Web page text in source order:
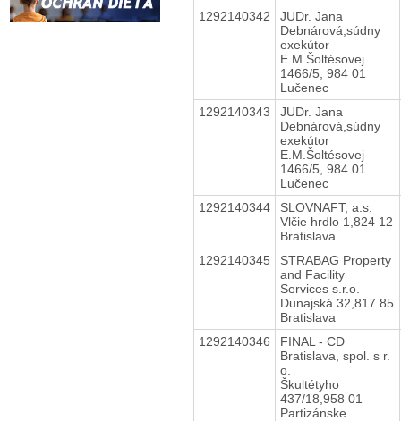
1292140342
JUDr. Jana
Debnárová,súdny
exekútor
E.M.Šoltésovej
1466/5, 984 01
Lučenec
1292140343
JUDr. Jana
Debnárová,súdny
exekútor
E.M.Šoltésovej
1466/5, 984 01
Lučenec
1292140344
SLOVNAFT, a.s.
Vlčie hrdlo 1,824 12
Bratislava
1292140345
STRABAG Property
and Facility
Services s.r.o.
Dunajská 32,817 85
Bratislava
1292140346
FINAL - CD
Bratislava, spol. s r.
o.
Škultétyho
437/18,958 01
Partizánske